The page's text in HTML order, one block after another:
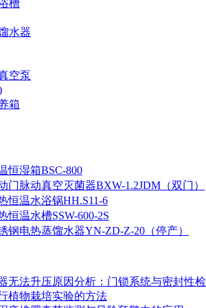
槽
水器
空泵
箱
恒湿箱BSC-800
门脉动真空灭菌器BXW-1.2JDM（双门）
恒温水浴锅HH.S11-6
恒温水槽SSW-600-2S
钢电热蒸馏水器YN-ZD-Z-20（停产）
无法升压原因分析：门锁系统与密封性
植物栽培实验的方法